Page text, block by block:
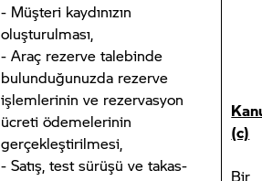
- Müşteri kaydınızın
oluşturulması,
- Araç rezerve talebinde
bulunduğunuzda rezerve
işlemlerinin ve rezervasyon
ücreti ödemelerinin
gerçekleştirilmesi,
- Satış, test sürüşü ve takas-
(c)
Bir